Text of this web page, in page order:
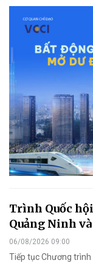
Trình Quốc
Quảng Ninh
06/08/2026 09:00
Tiếp tục Chương